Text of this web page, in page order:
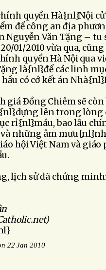
quyền Hà{nl}Nội
để công an địa
Nguyễn Văn Tặng – tu
01/2010 vừa qua,
quyền Hà Nội qua
là{nl}để các linh
có cớ kết án
giá Ðồng Chiêm sẽ
lên trong lòng
rỉ{nl}máu, bao lâu
những âm
hội Việt Nam và
lịch sử đã chứng
22 Jan 2010